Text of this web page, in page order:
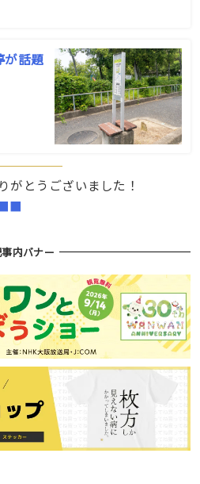
が話題
がとうございました！
内バナー